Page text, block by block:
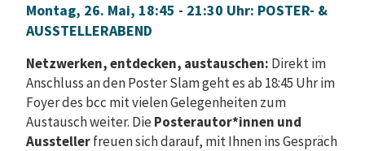
Montag, 26. Mai, 18:45 - 21:30 Uhr: POSTER- &
AUSSTELLERABEND
Netzwerken, entdecken, austauschen: Direkt im
Anschluss an den Poster Slam geht es ab 18:45 Uhr im
Foyer des bcc mit vielen Gelegenheiten zum
Austausch weiter. DiePosterautor*innen und
Ausstellerfreuen sich darauf, mit Ihnen ins Gespräch